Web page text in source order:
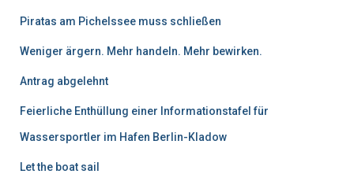
Piratas am Pichelssee muss schließen
Weniger ärgern. Mehr handeln. Mehr bewirken.
Antrag abgelehnt
Feierliche Enthüllung einer Informationstafel für
Wassersportler im Hafen Berlin-Kladow
Let the boat sail